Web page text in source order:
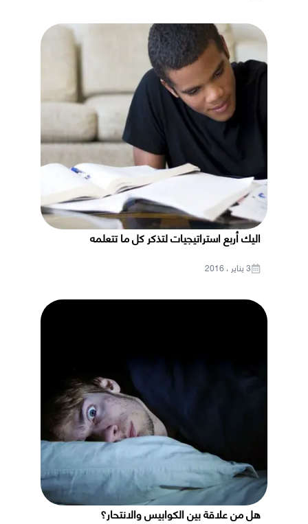
اليك أربع استراتيجيات لتذكر كل ما تتعلمه
3 يناير ، 2016
هل من علاقة بين الكوابيس والانتحار؟